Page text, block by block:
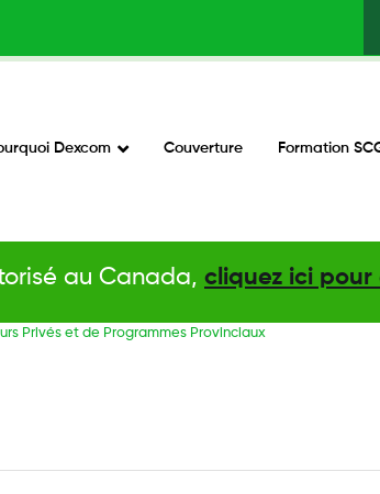
main
Dexcom Couverture Formation
au Canada, cliquez ici pour
Privés et de Programmes Provinciaux